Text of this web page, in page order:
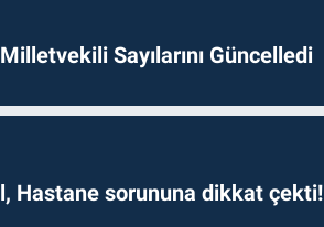
Sayılarını Güncelledi
Hastane sorununa dikkat çekti!